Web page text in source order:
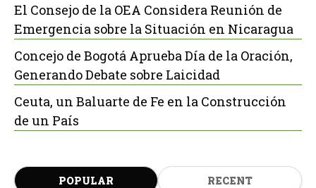
El Consejo de la OEA Considera Reunión de
Emergencia sobre la Situación en Nicaragua
Concejo de Bogotá Aprueba Día de la Oración,
Generando Debate sobre Laicidad
Ceuta, un Baluarte de Fe en la Construcción
de un País
POPULAR RECENT